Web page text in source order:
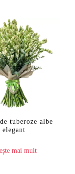
tuberoze albe
elegant
mai mult